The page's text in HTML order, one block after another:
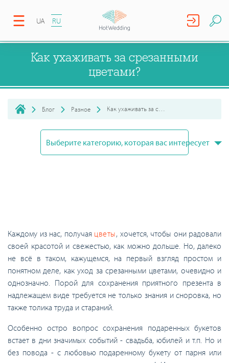
UA RU
Как ухаживать за срезанными
цветами?
Блог Разное
Каждому из нас, получая цветы, хочется, чтобы они радовали
своей красотой и свежестью, как можно дольше. Но, далеко
не всё в таком, кажущемся, на первый взгляд простом и
понятном деле, как уход за срезанными цветами, очевидно и
однозначно. Порой для сохранения приятного презента в
надлежащем виде требуется не только знания и сноровка, но
также толика труда и стараний.
Особенно остро вопрос сохранения подаренных букетов
встает в дни значимых событий - свадьба, юбилей и т.п. Но и
без повода - с любовью подаренному букету от парня или
Выберите категорию, которая вас интересует